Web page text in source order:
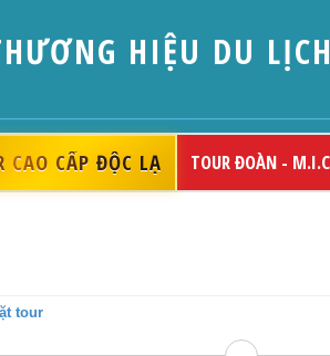
HIỆU DU
CAO CẤP ĐỘC LẠ TOUR ĐOÀN -
tour